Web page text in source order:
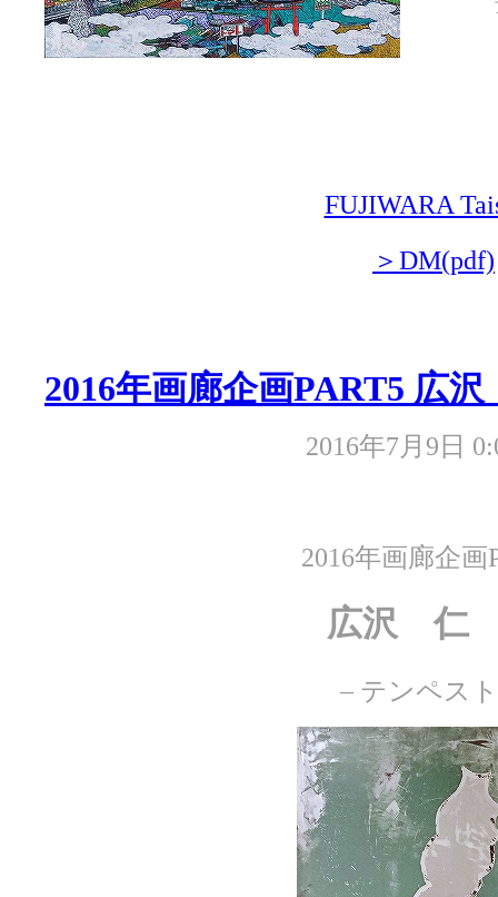
FUJIWARA
＞DM(pdf)
2016年画廊企画PART5
2016年7月9日
2016年画廊企画
広沢 仁
– テンペス